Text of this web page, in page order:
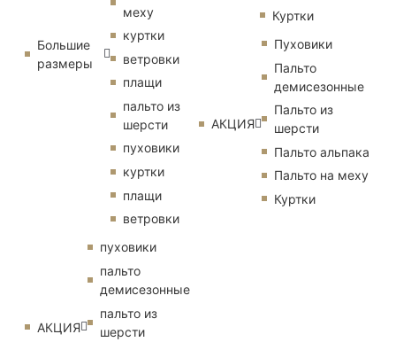
Большие
размеры
меху
куртки
ветровки
плащи
пальто из
шерсти
пуховики
куртки
плащи
ветровки
АКЦИЯ
пуховики
пальто
демисезонные
пальто из
шерсти
Куртки
АКЦИЯ
Пуховики
Пальто
демисезонные
Пальто из
шерсти
Пальто альпака
Пальто на меху
Куртки